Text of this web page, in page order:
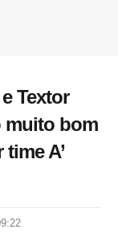
Textor
muito bom
A’